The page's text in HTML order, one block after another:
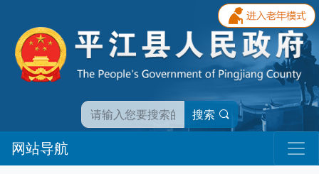
搜索
网站导航